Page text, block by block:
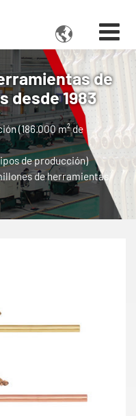

de
desde 1983
(186.000 m² de
de producción)
de herramientas